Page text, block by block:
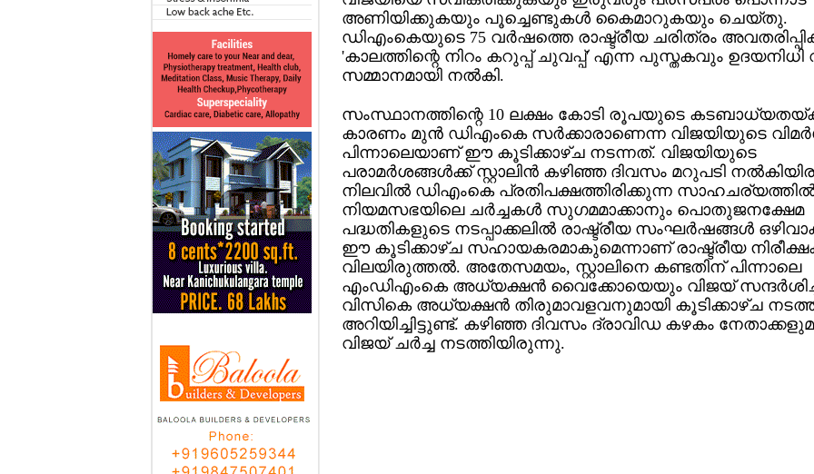
അണിയിക്കുകയും പൂച്ചെണ്ടുകള്‍ കൈമാറുകയും ചെയ്തു.
ഡിഎംകെയുടെ 75 വര്‍ഷത്തെ രാഷ്ട്രീയ ചരിത്രം
'കാലത്തിന്റെ നിറം കറുപ്പ് ചുവപ്പ്' എന്ന പുസ്തകവും ഉദയനിധി
സമ്മാനമായി നല്‍കി.
സംസ്ഥാനത്തിന്റെ 10 ലക്ഷം കോടി രൂപയുടെ
കാരണം മുന്‍ ഡിഎംകെ സര്‍ക്കാരാണെന്ന വിജയിയുടെ
പിന്നാലെയാണ് ഈ കൂടിക്കാഴ്ച നടന്നത്. വിജയിയുടെ
പരാമര്‍ശങ്ങള്‍ക്ക് സ്റ്റാലിന്‍ കഴിഞ്ഞ ദിവസം മറുപടി
നിലവില്‍ ഡിഎംകെ പ്രതിപക്ഷത്തിരിക്കുന്ന
നിയമസഭയിലെ ചര്‍ച്ചകള്‍ സുഗമമാക്കാനും പൊതുജനക്ഷേമ
പദ്ധതികളുടെ നടപ്പാക്കലില്‍ രാഷ്ട്രീയ സംഘര്‍ഷങ്ങള്‍
ഈ കൂടിക്കാഴ്ച സഹായകരമാകുമെന്നാണ് രാഷ്ട്രീയ
വിലയിരുത്തല്‍. അതേസമയം, സ്റ്റാലിനെ കണ്ടതിന് പിന്നാലെ
എംഡിഎംകെ അധ്യക്ഷന്‍ വൈക്കോയെയും വിജയ്
വിസികെ അധ്യക്ഷന്‍ തിരുമാവളവനുമായി കൂടിക്കാഴ്ച
അറിയിച്ചിട്ടുണ്ട്. കഴിഞ്ഞ ദിവസം ദ്രാവിഡ കഴകം
വിജയ് ചര്‍ച്ച നടത്തിയിരുന്നു.